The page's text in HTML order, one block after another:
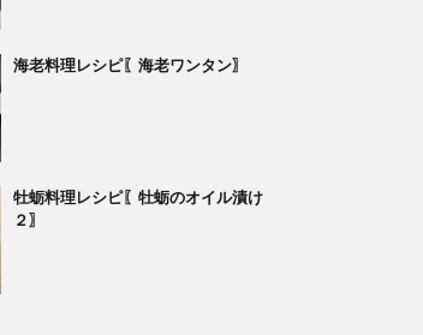
海老料理レシピ〖海老ワンタン〗
牡蛎料理レシピ〖牡蛎のオイル漬け
２〗